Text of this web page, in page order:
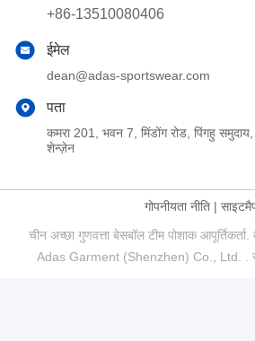
+86-13510080406
ईमेल
dean@adas-sportswear.com
पता
कमरा 201, भवन 7, मिंडोंग रोड, पिंगहु समुदाय,
शेन्ज़ेन
गोपनीयता नीति |
चीन अच्छा गुणवत्ता बेसबॉल टीम पोशाक
Adas Garment (Shenzhen) Co., Ltd. .